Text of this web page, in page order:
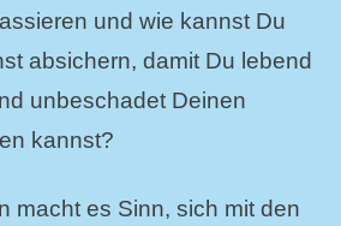
und wie kannst Du
absichern, damit Du lebend
unbeschadet Deinen
kannst?
macht es Sinn, sich mit den